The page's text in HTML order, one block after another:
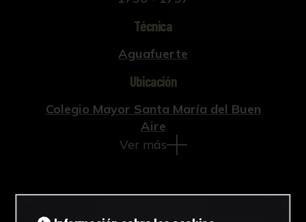
Técnica
Aguafuerte
Ubicación
Colegio Mayor Santa María del Buen
Aire
Ver más